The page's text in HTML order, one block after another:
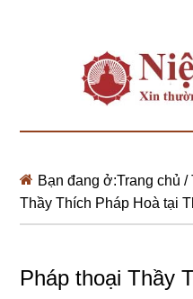
Bạn đang ở:Trang chủ /
Thầy Thích Pháp Hoà tại
Pháp thoại Thầy